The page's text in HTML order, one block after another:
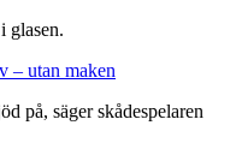
glasen.
– utan maken
på, säger skådespelaren